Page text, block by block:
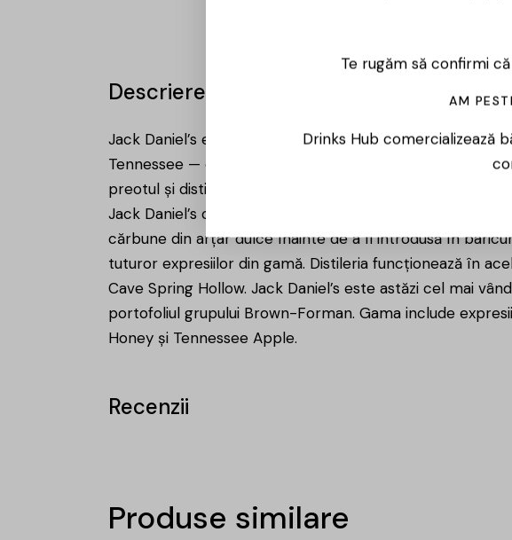
Descriere
Jack Daniel’s este una dintre cele mai iconice distilerii
Tennessee — devenind prima distilerie înregistrată legal
preotul și distilatorului Dan Call, iar la vârsta de 13 ani a
Jack Daniel’s constă în procesul tradițional Lincoln
cărbune din arțar dulce înainte de a fi introdusă în
tuturor expresiilor din gamă. Distileria funcționează în
Cave Spring Hollow. Jack Daniel’s este astăzi cel mai
portofoliul grupului Brown-Forman. Gama include
Honey și Tennessee Apple.
Recenzii
Produse similare
Te rugăm să confirmi
AM
Drinks Hub comercializează